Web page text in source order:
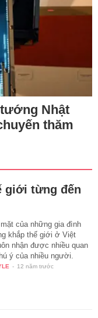
Nhật
thăm
giới từng đến
của những gia đình
khắp thế giới ở Việt
nhận được nhiều quan
ý của nhiều người.
- 12 năm trước